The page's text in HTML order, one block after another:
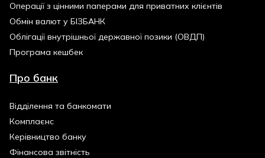
Операції з цінними паперами для приватних клієнтів
Обмін валют у БІЗБАНК
Облігації внутрішньої державної позики (ОВДП)
Програма кешбек
Про банк
Відділення та банкомати
Комплаєнс
Керівництво банку
Фінансова звітність